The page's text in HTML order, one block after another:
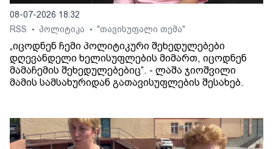
08-07-2026 18:32
RSS
• პოლიტიკა • "თავისუფალი თემა"
„იცოდნენ ჩემი პოლიტიკური შეხედულებები
დღევანდელი ხელისუფლების მიმართ, იცოდნენ
მამაჩემის შეხედულებებიც“. - ლაშა ჯიოშვილი
მამის სამსახურიდან გათავისუფლების შესახებ.